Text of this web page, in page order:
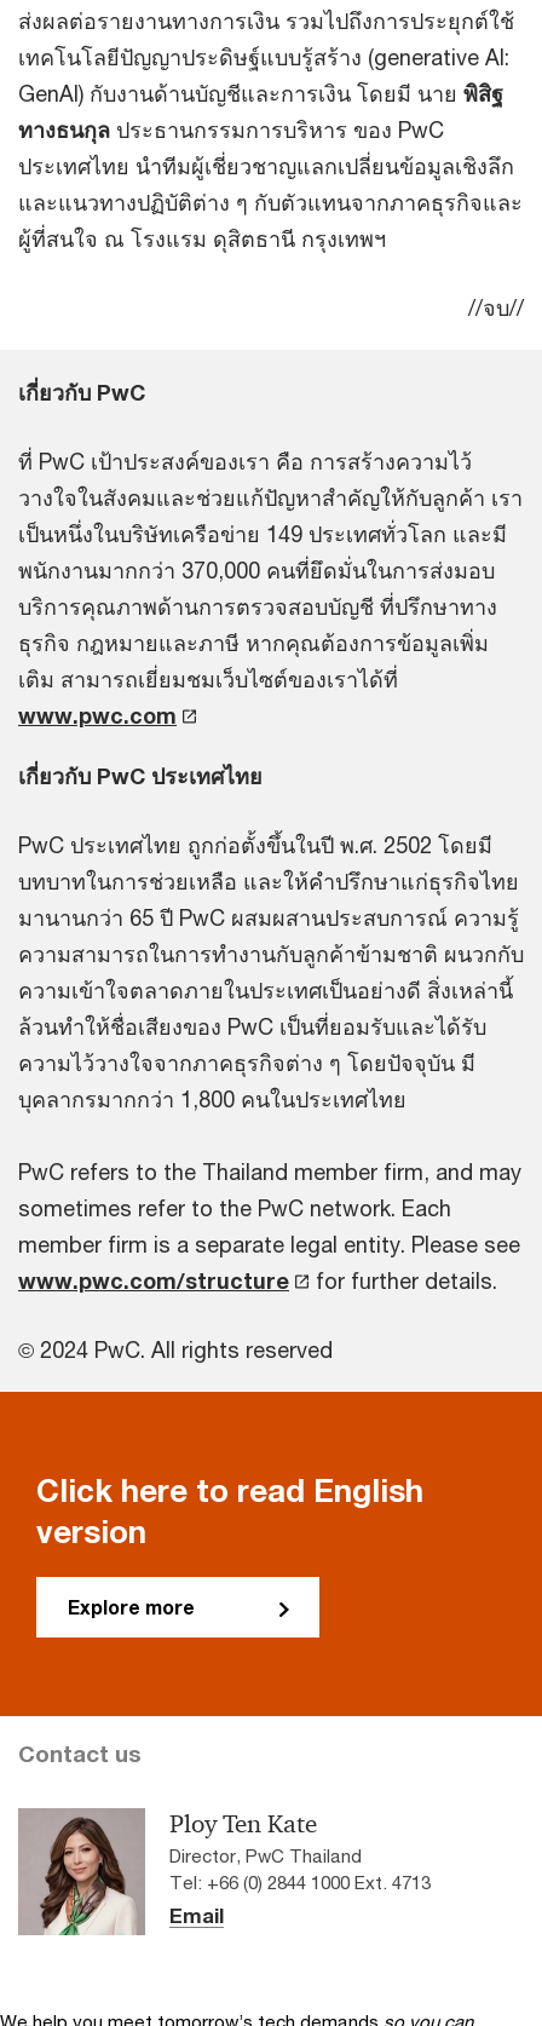
ส่งผลต่อรายงานทางการเงิน รวมไปถึงการประยุกต์ใช้
เทคโนโลยีปัญญาประดิษฐ์แบบรู้สร้าง (generative AI:
GenAI) กับงานด้านบัญชีและการเงิน โดยมี นาย พิสิฐ
ทางธนกุล ประธานกรรมการบริหาร ของ PwC
ประเทศไทย นำทีมผู้เชี่ยวชาญแลกเปลี่ยนข้อมูลเชิงลึก
และแนวทางปฏิบัติต่าง ๆ กับตัวแทนจากภาคธุรกิจและ
ผู้ที่สนใจ ณ โรงแรม ดุสิตธานี กรุงเทพฯ
//จบ//
เกี่ยวกับ PwC
ที่ PwC เป้าประสงค์ของเรา คือ การสร้างความไว้
วางใจในสังคมและช่วยแก้ปัญหาสำคัญให้กับลูกค้า เรา
เป็นหนึ่งในบริษัทเครือข่าย 149 ประเทศทั่วโลก และมี
พนักงานมากกว่า 370,000 คนที่ยึดมั่นในการส่งมอบ
บริการคุณภาพด้านการตรวจสอบบัญชี ที่ปรึกษาทาง
ธุรกิจ กฎหมายและภาษี หากคุณต้องการข้อมูลเพิ่ม
เติม สามารถเยี่ยมชมเว็บไซต์ของเราได้ที่
www.pwc.com
เกี่ยวกับ PwC ประเทศไทย
PwC ประเทศไทย ถูกก่อตั้งขึ้นในปี พ.ศ. 2502 โดยมี
บทบาทในการช่วยเหลือ และให้คำปรึกษาแก่ธุรกิจไทย
มานานกว่า 65 ปี PwC ผสมผสานประสบการณ์ ความรู้
ความสามารถในการทำงานกับลูกค้าข้ามชาติ ผนวกกับ
ความเข้าใจตลาดภายในประเทศเป็นอย่างดี สิ่งเหล่านี้
ล้วนทำให้ชื่อเสียงของ PwC เป็นที่ยอมรับและได้รับ
ความไว้วางใจจากภาคธุรกิจต่าง ๆ โดยปัจจุบัน มี
บุคลากรมากกว่า 1,800 คนในประเทศไทย
PwC refers to the Thailand member firm, and may
sometimes refer to the PwC network. Each
member firm is a separate legal entity. Please see
www.pwc.com/structure
for further details.
© 2024 PwC. All rights reserved
Click here to read English
version
Explore more
Contact us
Ploy Ten Kate
Director, PwC Thailand
Tel: +66 (0) 2844 1000 Ext. 4713
Email
We help you meet tomorrow’s tech demands so you can